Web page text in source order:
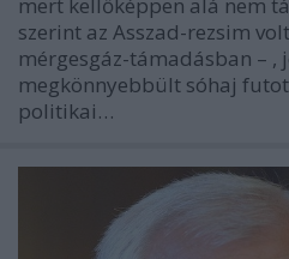
szerint az Asszad-rezsim
mérgesgáz-támadásban – ,
megkönnyebbült sóhaj
politikai…